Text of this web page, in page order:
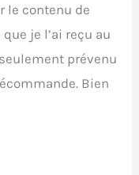
le contenu de
je l’ai reçu au
prévenu
Bien